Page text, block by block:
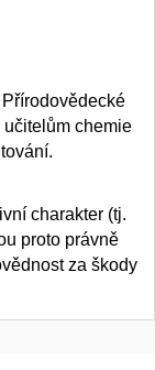
chemie
charakter (tj.
proto právně
za škody